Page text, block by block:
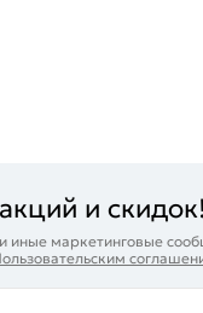
и скидок!
иные маркетинговые